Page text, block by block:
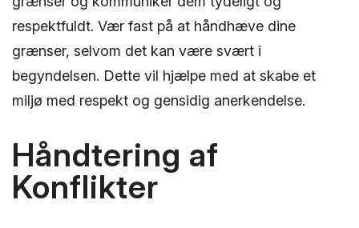
respektfuldt. Vær fast på at håndhæve dine
grænser, selvom det kan være svært i
begyndelsen. Dette vil hjælpe med at skabe et
miljø med respekt og gensidig anerkendelse.
Håndtering af
Konflikter